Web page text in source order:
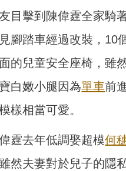
目擊到陳偉霆全家騎
腳踏車經過改裝，10
的兒童安全座椅，雖
白嫩小腿因為單車前
樣相當可愛。
霆去年低調娶超模何
然夫妻對於兒子的隱